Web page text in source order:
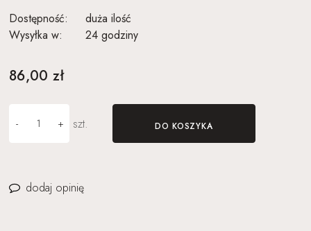
Dostępność:
duża ilość
Wysyłka w:
24 godziny
86,00 zł
+
- szt. DO KOSZYKA
dodaj opinię